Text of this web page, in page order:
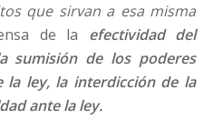
que sirvan a esa misma
de la efectividad del
sumisión de los poderes
la ley, la interdicción de la
ante la ley.